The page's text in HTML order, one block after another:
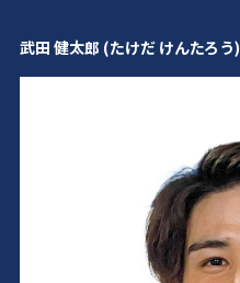
武田 健太郎 (たけだ けんたろう)